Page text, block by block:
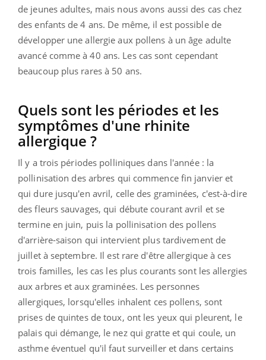
de jeunes adultes, mais nous avons aussi des cas chez
des enfants de 4 ans. De même, il est possible de
développer une allergie aux pollens à un âge adulte
avancé comme à 40 ans. Les cas sont cependant
beaucoup plus rares à 50 ans.
Quels sont les périodes et les
symptômes d'une rhinite
allergique ?
Il y a trois périodes polliniques dans l'année : la
pollinisation des arbres qui commence fin janvier et
qui dure jusqu'en avril, celle des graminées, c'est-à-dire
des fleurs sauvages, qui débute courant avril et se
termine en juin, puis la pollinisation des pollens
d'arrière-saison qui intervient plus tardivement de
juillet à septembre. Il est rare d'être allergique à ces
trois familles, les cas les plus courants sont les allergies
aux arbres et aux graminées. Les personnes
allergiques, lorsqu'elles inhalent ces pollens, sont
prises de quintes de toux, ont les yeux qui pleurent, le
palais qui démange, le nez qui gratte et qui coule, un
asthme éventuel qu'il faut surveiller et dans certains